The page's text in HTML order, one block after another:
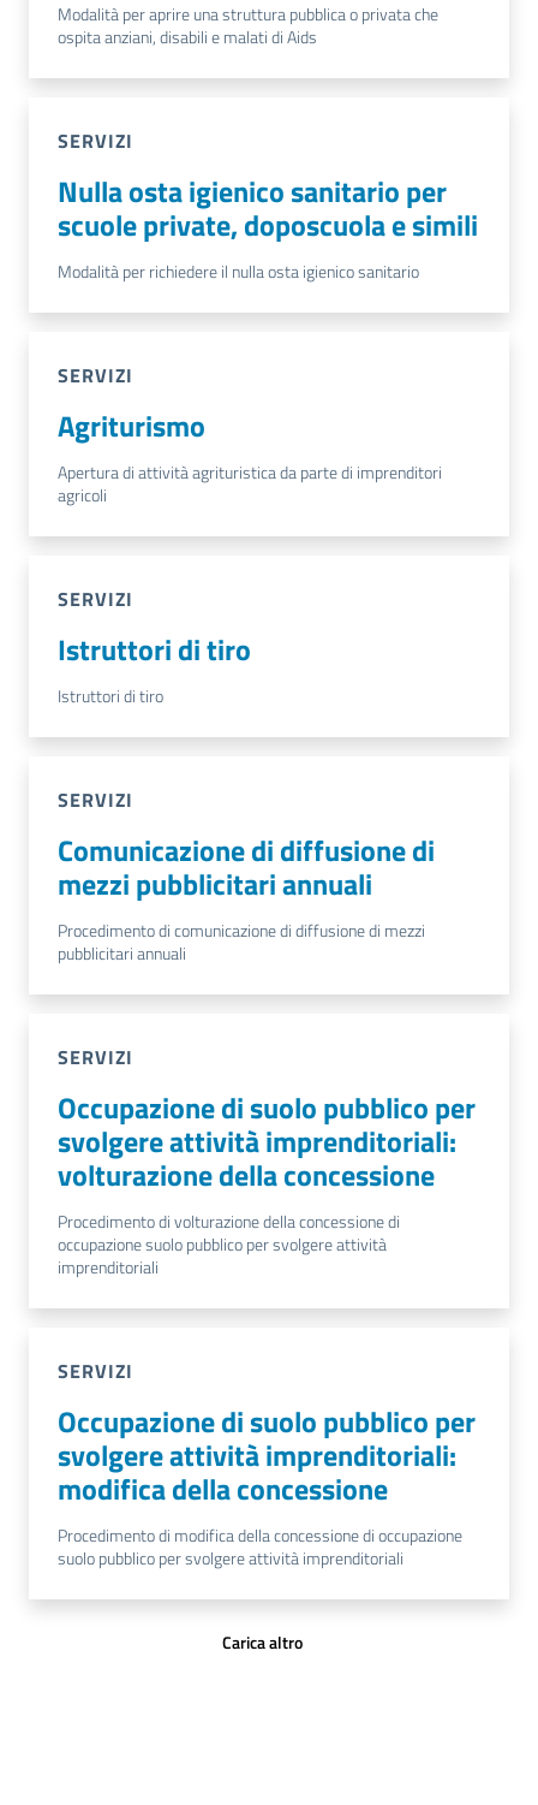
Modalità per aprire una struttura pubblica o privata che
ospita anziani, disabili e malati di Aids
SERVIZI
Nulla osta igienico sanitario per
scuole private, doposcuola e simili
Modalità per richiedere il nulla osta igienico sanitario
SERVIZI
Agriturismo
Apertura di attività agrituristica da parte di imprenditori
agricoli
SERVIZI
Istruttori di tiro
Istruttori di tiro
SERVIZI
Comunicazione di diffusione di
mezzi pubblicitari annuali
Procedimento di comunicazione di diffusione di mezzi
pubblicitari annuali
SERVIZI
Occupazione di suolo pubblico per
svolgere attività imprenditoriali:
volturazione della concessione
Procedimento di volturazione della concessione di
occupazione suolo pubblico per svolgere attività
imprenditoriali
SERVIZI
Occupazione di suolo pubblico per
svolgere attività imprenditoriali:
modifica della concessione
Procedimento di modifica della concessione di occupazione
suolo pubblico per svolgere attività imprenditoriali
Carica altro